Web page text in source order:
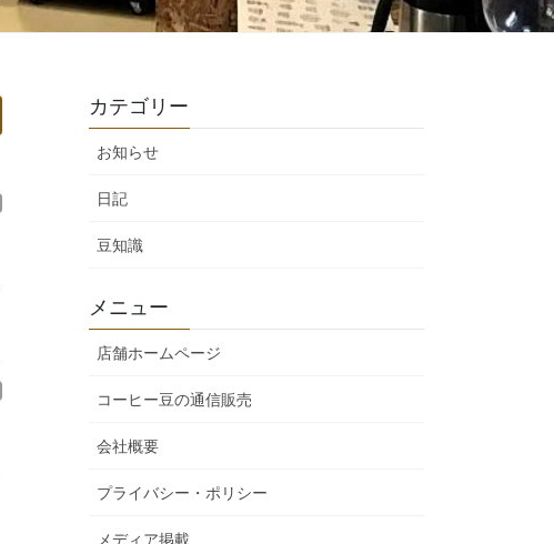
カテゴリー
お知らせ
日記
豆知識
メニュー
店舗ホームページ
コーヒー豆の通信販売
会社概要
プライバシー・ポリシー
メディア掲載